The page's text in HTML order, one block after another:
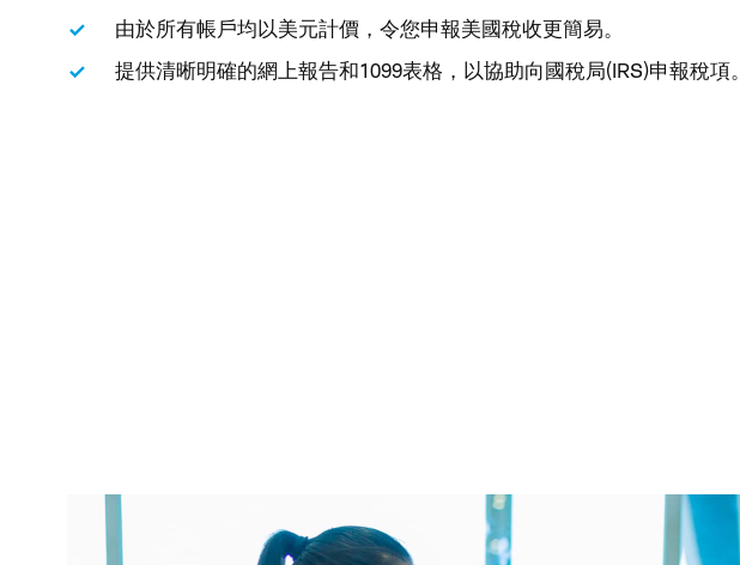
由於所有帳戶均以美元計價，令您申報美國稅收更簡易。
提供清晰明確的網上報告和1099表格，以協助向國稅局(IRS)申報稅項。